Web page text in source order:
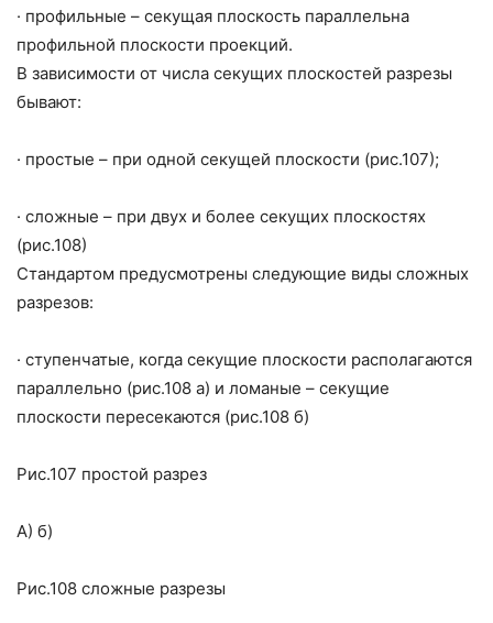
· профильные – секущая плоскость параллельна
профильной плоскости проекций.
В зависимости от числа секущих плоскостей разрезы
бывают:
· простые – при одной секущей плоскости (рис.107);
· сложные – при двух и более секущих плоскостях
(рис.108)
Стандартом предусмотрены следующие виды сложных
разрезов:
· ступенчатые, когда секущие плоскости располагаются
параллельно (рис.108 а) и ломаные – секущие
плоскости пересекаются (рис.108 б)
Рис.107 простой разрез
А) б)
Рис.108 сложные разрезы